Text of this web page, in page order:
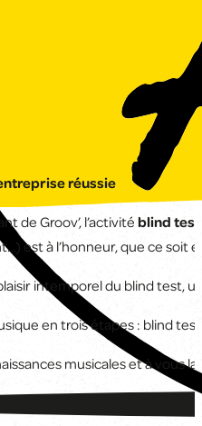
réussie
de Groov’, l’activité blind test
est à l’honneur, que ce soit
intemporel du blind test,
en trois étapes : blind
musicales et à vous